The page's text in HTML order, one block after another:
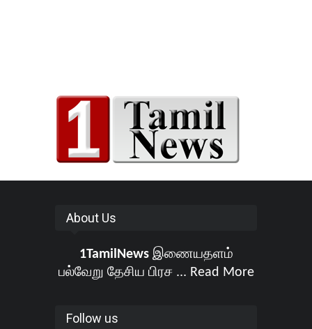
About Us
1TamilNewsஇணையதளம்
பல்வேறு தேசிய பிரச ... Read More
Follow us